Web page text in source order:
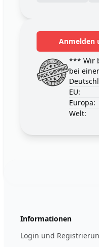
Anmelden
*** Wir
bei einer
EU:
Europa:
Welt:
Informationen
Login und